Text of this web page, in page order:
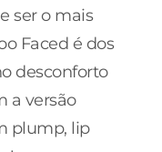
ser o mais
Faced é dos
desconforto
a versão
plump, lip